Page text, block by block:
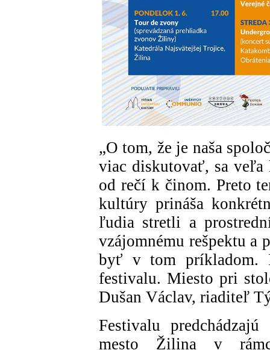
„O tom, že je naša
viac diskutovať, sa
od rečí k činom. Preto
kultúry prináša
ľudia stretli a
vzájomnému rešpektu a
byť v tom príkladom.
festivalu. Miesto pri
Dušan Václav, riaditeľ
Festivalu
mesto Žilina v